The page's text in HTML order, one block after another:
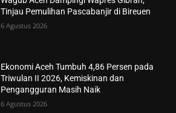
Tinjau Pemulihan Pascabanjir di Bireuen
6 Agustus 2026
Ekonomi Aceh Tumbuh 4,86 Persen pada
Triwulan II 2026, Kemiskinan dan
Pengangguran Masih Naik
6 Agustus 2026